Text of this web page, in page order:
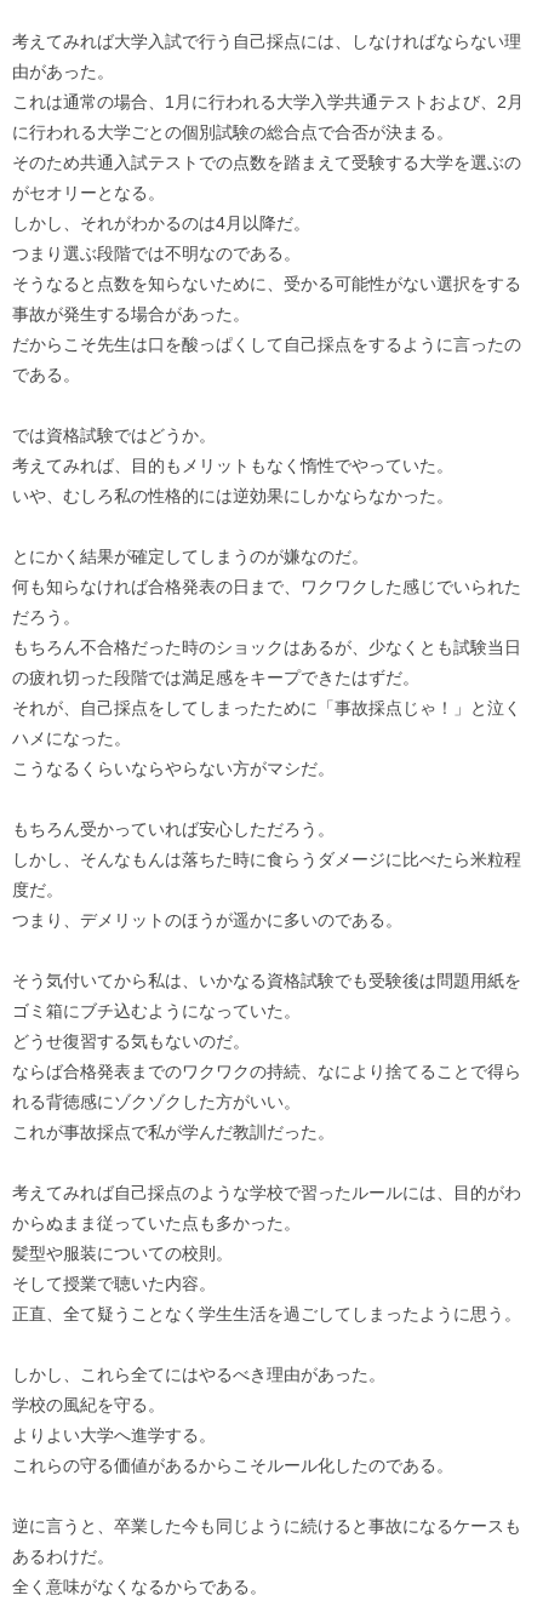
考えてみれば大学入試で行う自己採点には、しなければならない理
由があった。
これは通常の場合、1月に行われる大学入学共通テストおよび、2月
に行われる大学ごとの個別試験の総合点で合否が決まる。
そのため共通入試テストでの点数を踏まえて受験する大学を選ぶの
がセオリーとなる。
しかし、それがわかるのは4月以降だ。
つまり選ぶ段階では不明なのである。
そうなると点数を知らないために、受かる可能性がない選択をする
事故が発生する場合があった。
だからこそ先生は口を酸っぱくして自己採点をするように言ったの
である。
では資格試験ではどうか。
考えてみれば、目的もメリットもなく惰性でやっていた。
いや、むしろ私の性格的には逆効果にしかならなかった。
とにかく結果が確定してしまうのが嫌なのだ。
何も知らなければ合格発表の日まで、ワクワクした感じでいられた
だろう。
もちろん不合格だった時のショックはあるが、少なくとも試験当日
の疲れ切った段階では満足感をキープできたはずだ。
それが、自己採点をしてしまったために「事故採点じゃ！」と泣く
ハメになった。
こうなるくらいならやらない方がマシだ。
もちろん受かっていれば安心しただろう。
しかし、そんなもんは落ちた時に食らうダメージに比べたら米粒程
度だ。
つまり、デメリットのほうが遥かに多いのである。
そう気付いてから私は、いかなる資格試験でも受験後は問題用紙を
ゴミ箱にブチ込むようになっていた。
どうせ復習する気もないのだ。
ならば合格発表までのワクワクの持続、なにより捨てることで得ら
れる背徳感にゾクゾクした方がいい。
これが事故採点で私が学んだ教訓だった。
考えてみれば自己採点のような学校で習ったルールには、目的がわ
からぬまま従っていた点も多かった。
髪型や服装についての校則。
そして授業で聴いた内容。
正直、全て疑うことなく学生生活を過ごしてしまったように思う。
しかし、これら全てにはやるべき理由があった。
学校の風紀を守る。
よりよい大学へ進学する。
これらの守る価値があるからこそルール化したのである。
逆に言うと、卒業した今も同じように続けると事故になるケースも
あるわけだ。
全く意味がなくなるからである。